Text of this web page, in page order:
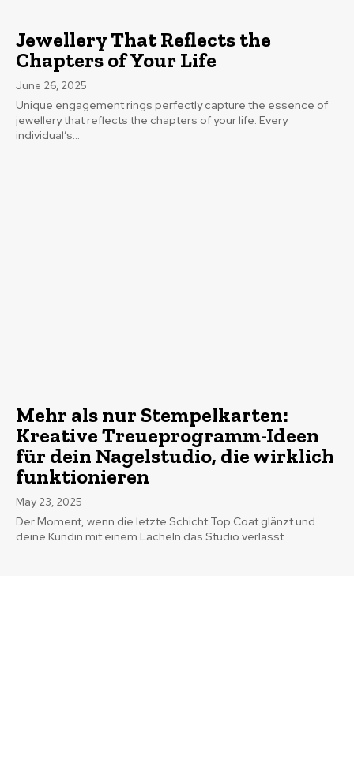
Jewellery That Reflects the
Chapters of Your Life
June 26, 2025
Unique engagement rings perfectly capture the essence of
jewellery that reflects the chapters of your life. Every
individual’s...
Mehr als nur Stempelkarten:
Kreative Treueprogramm-Ideen
für dein Nagelstudio, die wirklich
funktionieren
May 23, 2025
Der Moment, wenn die letzte Schicht Top Coat glänzt und
deine Kundin mit einem Lächeln das Studio verlässt...